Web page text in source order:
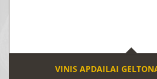
VINIS APDAILAI